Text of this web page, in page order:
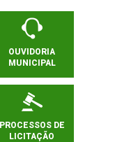
OUVIDORIA
MUNICIPAL
PROCESSOS DE
LICITAÇÃO